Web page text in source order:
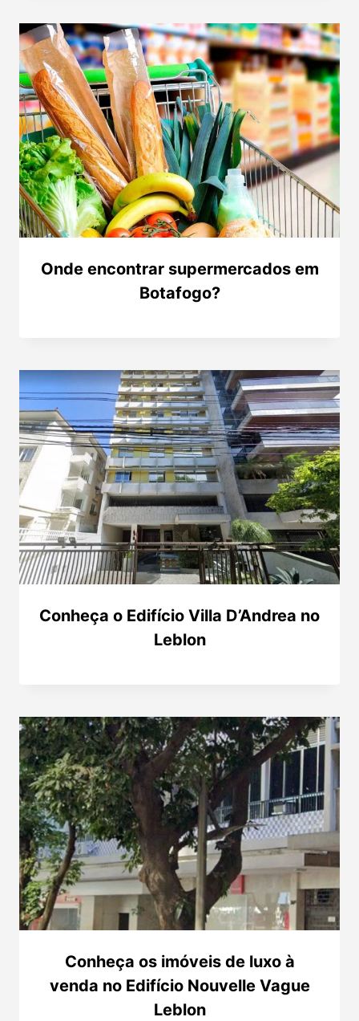
Onde encontrar supermercados em
Botafogo?
Conheça o Edifício Villa D’Andrea no
Leblon
Conheça os imóveis de luxo à
venda no Edifício Nouvelle Vague
Leblon